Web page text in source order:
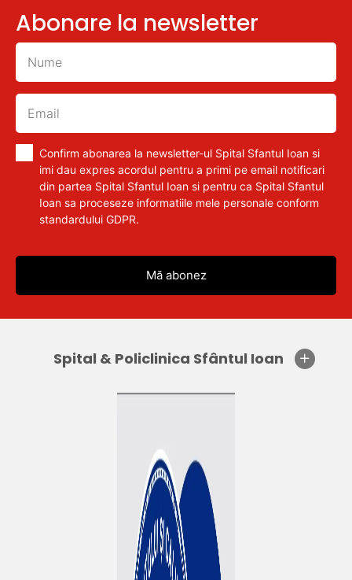
Abonare la newsletter
Confirm abonarea la newsletter-ul Spital Sfantul Ioan si
imi dau expres acordul pentru a primi pe email notificari
din partea Spital Sfantul Ioan si pentru ca Spital Sfantul
Ioan sa proceseze informatiile mele personale conform
standardului GDPR.
Spital & Policlinica Sfântul Ioan